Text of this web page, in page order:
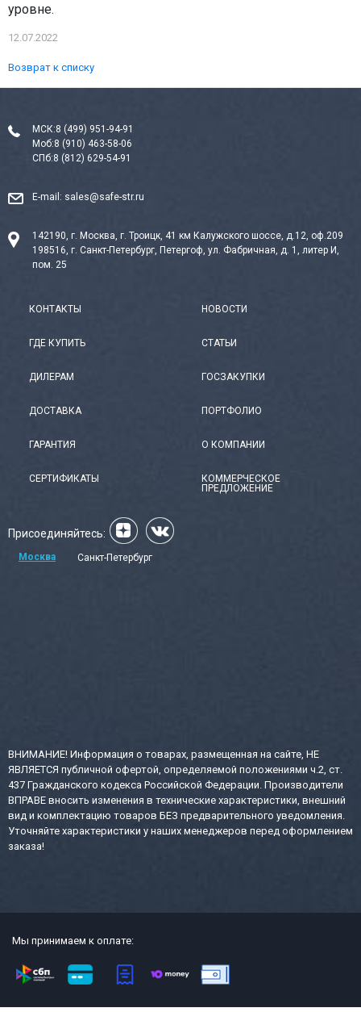
уровне.
12.07.2022
Возврат к списку
МСК:8 (499) 951-94-91
Моб:8 (910) 463-58-06
СПб:8 (812) 629-54-91
E-mail: sales@safe-str.ru
142190, г. Москва, г. Троицк, 41 км Калужского шоссе, д.12, оф.209
198516, г. Санкт-Петербург, Петергоф, ул. Фабричная, д. 1, литер И,
пом. 25
КОНТАКТЫ
ГДЕ КУПИТЬ
ДИЛЕРАМ
ДОСТАВКА
ГАРАНТИЯ
СЕРТИФИКАТЫ
НОВОСТИ
СТАТЬИ
ГОСЗАКУПКИ
ПОРТФОЛИО
О КОМПАНИИ
КОММЕРЧЕСКОЕ
ПРЕДЛОЖЕНИЕ
Присоединяйтесь:
Москва Санкт-Петербург
ВНИМАНИЕ! Информация о товарах, размещенная на сайте, НЕ
ЯВЛЯЕТСЯ публичной офертой, определяемой положениями ч.2, ст.
437 Гражданского кодекса Российской Федерации. Производители
ВПРАВЕ вносить изменения в технические характеристики, внешний
вид и комплектацию товаров БЕЗ предварительного уведомления.
Уточняйте характеристики у наших менеджеров перед оформлением
заказа!
Мы принимаем к оплате: